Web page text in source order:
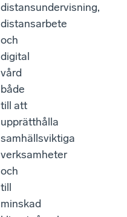
distansundervisning,
distansarbete
och
digital
vård
både
till att
upprätthålla
samhällsviktiga
verksamheter
och
till
minskad